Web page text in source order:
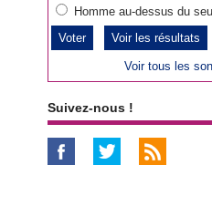
Homme au-dessus du
Voir les résultats
Voir tous les
Suivez-nous !